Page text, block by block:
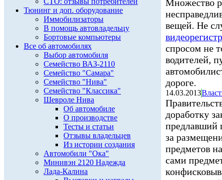
Тюнинг и доп. оборудование
Иммобилизаторы
В помощь автовладельцу
Бортовые компьютеры
Все об автомобилях
Выбор автомобиля
Семейство ВАЗ-2110
Семейство "Самара"
Семейство "Нива"
Семейство "Классика"
Шевроле Нива
Об автомобиле
О производстве
Тесты и статьи
Отзывы владельцев
Из истории создания
Автомобили "Ока"
Минивэн 2120 Надежда
Лада-Калина
Множество
вещей. Не
спросом не
водителей,
дороге.
14.03.2013
доработку
предлавший
за
предметов
сами